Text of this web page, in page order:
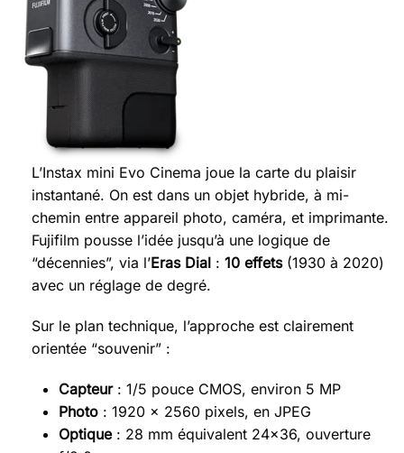
L’Instax mini Evo Cinema joue la carte du plaisir
instantané. On est dans un objet hybride, à mi-
chemin entre appareil photo, caméra, et imprimante.
Fujifilm pousse l’idée jusqu’à une logique de
“décennies”, via l’Eras Dial : 10 effets(1930 à 2020)
avec un réglage de degré.
Sur le plan technique, l’approche est clairement
orientée “souvenir” :
Capteur: 1/5 pouce CMOS, environ 5 MP
Photo : 1920 x 2560 pixels, en JPEG
Optique: 28 mm équivalent 24x36, ouverture